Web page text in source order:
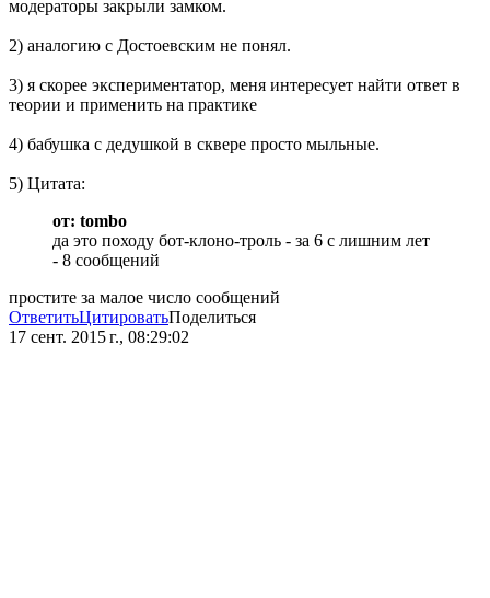
модераторы закрыли замком.
2) аналогию с Достоевским не понял.
3) я скорее экспериментатор, меня интересует найти ответ в
теории и применить на практике
4) бабушка с дедушкой в сквере просто мыльные.
5) Цитата:
от: tombo
да это походу бот-клоно-троль - за 6 с лишним лет
- 8 сообщений
простите за малое число сообщений
ОтветитьЦитироватьПоделиться
17 сент. 2015 г., 08:29:02